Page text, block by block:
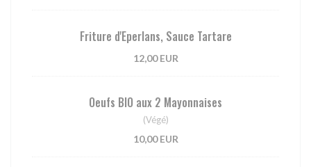
Friture d'Eperlans, Sauce Tartare
12,00 EUR
Oeufs BIO aux 2 Mayonnaises
(Végé)
10,00 EUR